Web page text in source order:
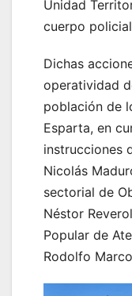
Unidad
cuerpo
Dichas
operatividad
población de
Esparta, en
instrucciones
Nicolás
sectorial de
Néstor
Popular de
Rodolfo